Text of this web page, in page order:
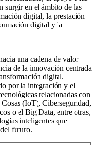
surgir en el ámbito de las
digital, la prestación
digital y la
una cadena de valor
de la innovación centrada
digital.
por la integración y el
relacionadas con
(IoT), Ciberseguridad,
o el Big Data, entre otras,
inteligentes que
futuro.